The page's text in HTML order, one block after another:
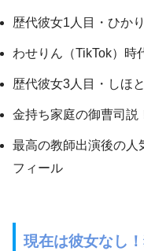
歴代彼女1人目・ひか
わせりん（TikTok）時
歴代彼女3人目・しほ
金持ち家庭の御曹司説
最高の教師出演後の人
フィール
現在は彼女なし